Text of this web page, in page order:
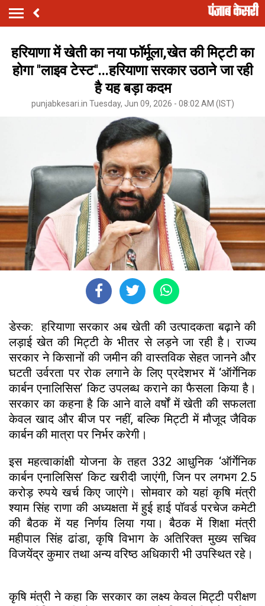
हरियाणा में खेती का नया फॉर्मूला,खेत की मिट्टी का
होगा ''लाइव टेस्ट''...हरियाणा सरकार उठाने जा रही
है यह बड़ा कदम
punjabkesari.in Tuesday, Jun 09, 2026 - 08:02 AM (IST)
डेस्क: हरियाणा सरकार अब खेती की उत्पादकता बढ़ाने की
लड़ाई खेत की मिट्टी के भीतर से लड़ने जा रही है। राज्य
सरकार ने किसानों की जमीन की वास्तविक सेहत जानने और
घटती उर्वरता पर रोक लगाने के लिए प्रदेशभर में ‘ऑर्गेनिक
कार्बन एनालिसिस’ किट उपलब्ध कराने का फैसला किया है।
सरकार का कहना है कि आने वाले वर्षों में खेती की सफलता
केवल खाद और बीज पर नहीं, बल्कि मिट्टी में मौजूद जैविक
कार्बन की मात्रा पर निर्भर करेगी।
इस महत्वाकांक्षी योजना के तहत 332 आधुनिक ‘ऑर्गेनिक
कार्बन एनालिसिस’ किट खरीदी जाएंगी, जिन पर लगभग 2.5
करोड़ रुपये खर्च किए जाएंगे। सोमवार को यहां कृषि मंत्री
श्याम सिंह राणा की अध्यक्षता में हुई हाई पॉवर्ड परचेज कमेटी
की बैठक में यह निर्णय लिया गया। बैठक में शिक्षा मंत्री
महीपाल सिंह ढांडा, कृषि विभाग के अतिरिक्त मुख्य सचिव
विजयेंद्र कुमार तथा अन्य वरिष्ठ अधिकारी भी उपस्थित रहे।
कृषि मंत्री ने कहा कि सरकार का लक्ष्य केवल मिट्टी परीक्षण